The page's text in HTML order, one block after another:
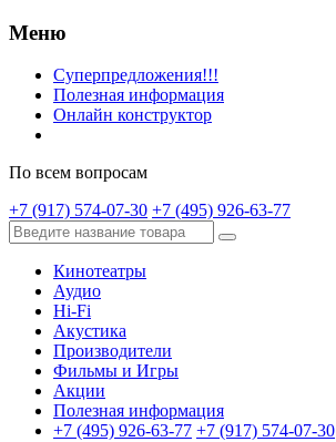
Меню
Суперпредложения!!!
Полезная информация
Онлайн конструктор
По всем вопросам
+7 (917) 574-07-30 +7 (495) 926-63-77
Кинотеатры
Аудио
Hi-Fi
Акустика
Производители
Фильмы и Игры
Акции
Полезная информация
+7 (495) 926-63-77 +7 (917) 574-07-30